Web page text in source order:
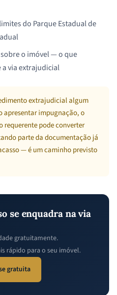
do Parque Estadual de
o imóvel — o que
via extrajudicial
extrajudicial algum
apresentar impugnação, o
requerente pode converter
parte da documentação já
— é um caminho previsto
se enquadra na via
gratuitamente.
rápido para o seu imóvel.
gratuita